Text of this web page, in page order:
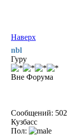
Наверх
nbl
Гуру
Вне Форума
Сообщений: 502
Кузбасс
Пол: